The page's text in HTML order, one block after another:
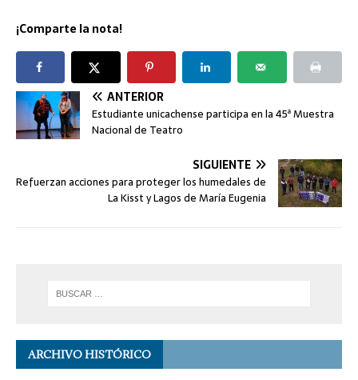
¡Comparte la nota!
ANTERIOR
Estudiante unicachense participa en la 45ª Muestra
Nacional de Teatro
SIGUIENTE
Refuerzan acciones para proteger los humedales de
La Kisst y Lagos de María Eugenia
ARCHIVO HISTÓRICO